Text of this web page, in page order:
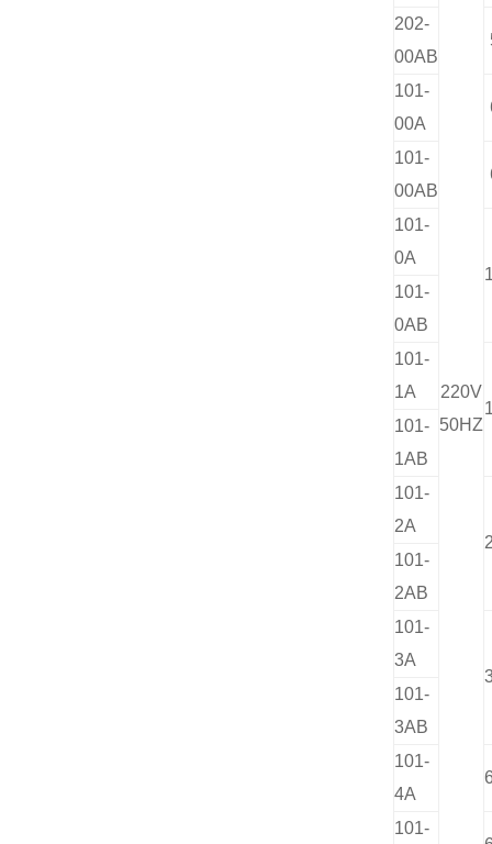
220V
50HZ
202-
00AB
101-
00A
101-
00AB
101-
0A
101-
0AB
101-
1A
101-
1AB
101-
2A
101-
2AB
101-
3A
101-
3AB
101-
4A
101-